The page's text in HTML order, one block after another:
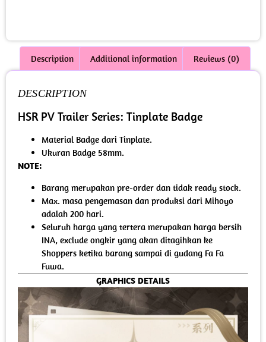
Description Additional information Reviews (0)
DESCRIPTION
HSR PV Trailer Series: Tinplate Badge
Material Badge dari Tinplate.
Ukuran Badge 58mm.
NOTE:
Barang merupakan pre-order dan tidak ready stock.
Max. masa pengemasan dan produksi dari Mihoyo
adalah 200 hari.
Seluruh harga yang tertera merupakan harga bersih
INA, exclude ongkir yang akan ditagihkan ke
Shoppers ketika barang sampai di gudang Fa Fa
Fuwa.
GRAPHICS DETAILS